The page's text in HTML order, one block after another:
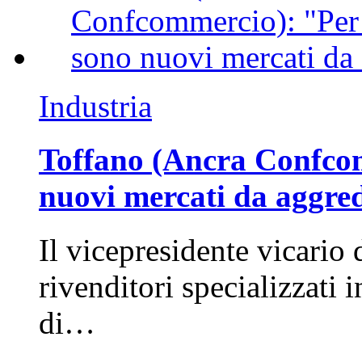
Industria
Toffano (Ancra
nuovi mercati da
Il vicepresidente vicario
rivenditori specializzati
di…